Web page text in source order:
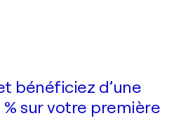
bénéficiez d’une
sur votre première